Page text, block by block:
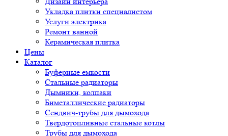
Укладка плитки специалистом
Услуги электрика
Ремонт ванной
Керамическая плитка
Цены
Каталог
Буферные емкости
Стальные радиаторы
Дымники, колпаки
Биметаллические радиаторы
Сендвич-трубы для дымохода
Твердотопливные стальные котлы
Трубы для дымохода